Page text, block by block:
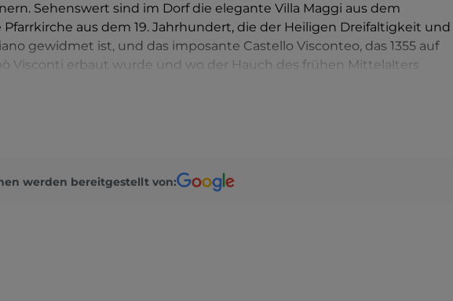
Sehenswert sind im Dorf die elegante Villa Maggi aus dem
Pfarrkirche aus dem 19. Jahrhundert, die der Heiligen Dreifaltigkeit und
gewidmet ist, und das imposante Castello Visconteo, das 1355 auf
Visconti erbaut wurde und wo der Hauch des frühen Mittelalters
werden bereitgestellt von: